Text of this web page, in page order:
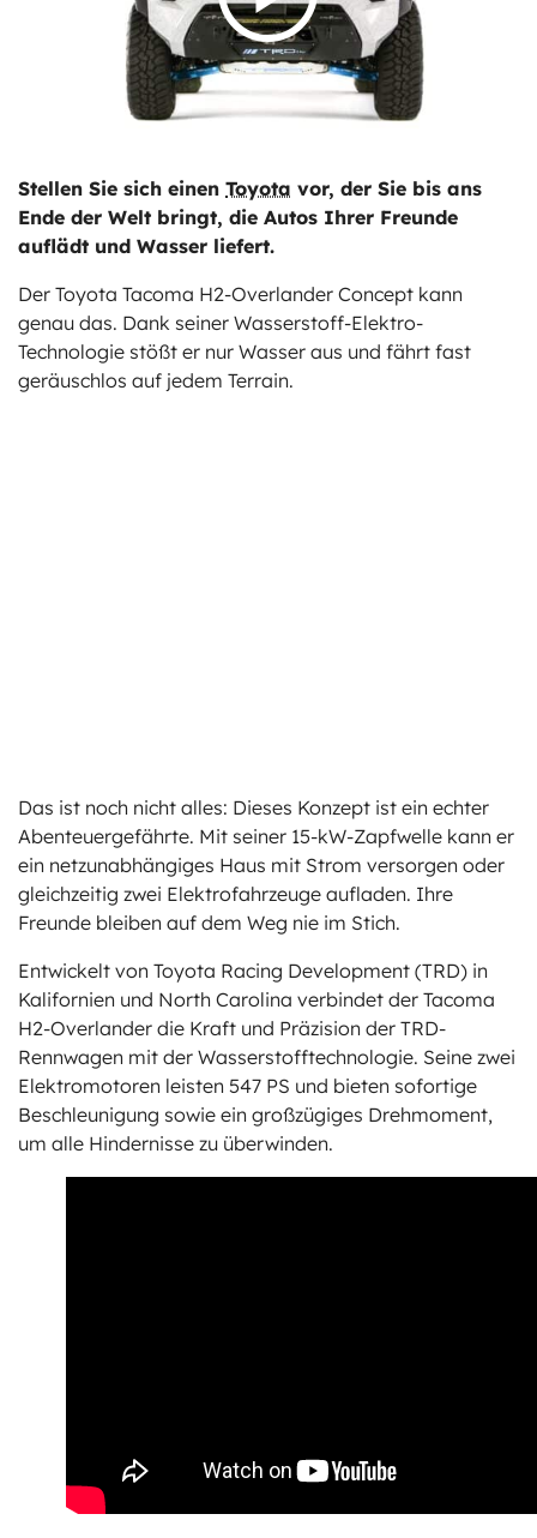
Stellen Sie sich einen Toyota vor, der Sie bis ans
Ende der Welt bringt, die Autos Ihrer Freunde
auflädt und Wasser liefert.
Der Toyota Tacoma H2-Overlander Concept kann
genau das. Dank seiner Wasserstoff-Elektro-
Technologie stößt er nur Wasser aus und fährt fast
geräuschlos auf jedem Terrain.
Das ist noch nicht alles: Dieses Konzept ist ein echter
Abenteuergefährte. Mit seiner 15-kW-Zapfwelle kann er
ein netzunabhängiges Haus mit Strom versorgen oder
gleichzeitig zwei Elektrofahrzeuge aufladen. Ihre
Freunde bleiben auf dem Weg nie im Stich.
Entwickelt von Toyota Racing Development (TRD) in
Kalifornien und North Carolina verbindet der Tacoma
H2-Overlander die Kraft und Präzision der TRD-
Rennwagen mit der Wasserstofftechnologie. Seine zwei
Elektromotoren leisten 547 PS und bieten sofortige
Beschleunigung sowie ein großzügiges Drehmoment,
um alle Hindernisse zu überwinden.